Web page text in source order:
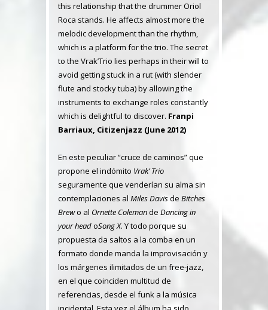
this relationship that the drummer Oriol
Roca stands. He affects almost more the
melodic development than the rhythm,
which is a platform for the trio. The secret
to the Vrak’Trio lies perhaps in their will to
avoid getting stuck in a rut (with slender
flute and stocky tuba) by allowing the
instruments to exchange roles constantly
which is delightful to discover. Franpi
Barriaux, Citizenjazz (June 2012)
En este peculiar “cruce de caminos” que
propone el indómito Vrak’ Trio
seguramente que venderían su alma sin
contemplaciones al Miles Davisde Bitches
Brewo al Ornette Colemande Dancing in
your headoSong X. Y todo porque su
propuesta da saltos a la comba en un
formato donde manda la improvisación y
los márgenes ilimitados de un free-jazz,
en el que coinciden multitud de
referencias, desde el funk a la música